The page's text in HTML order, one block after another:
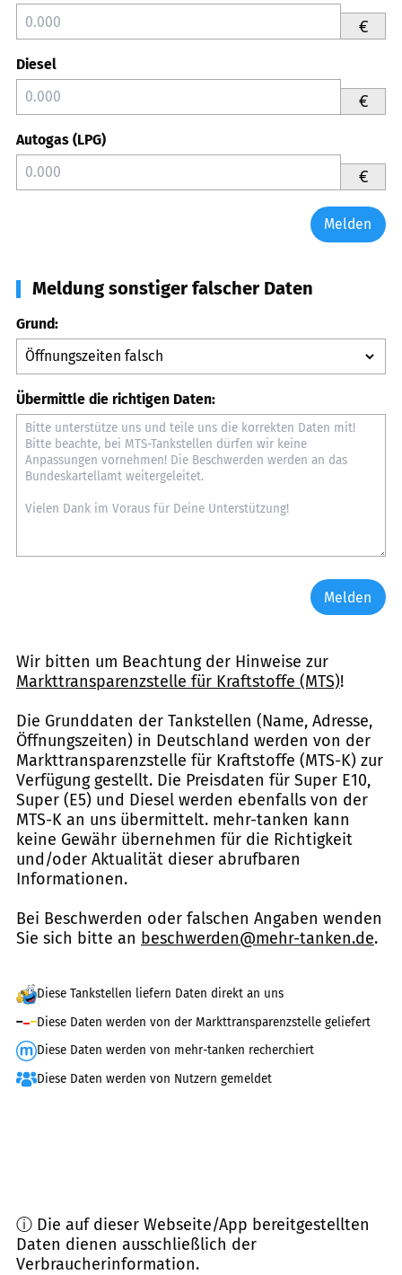
€
Diesel
€
Autogas (LPG)
€
Melden
Meldung sonstiger falscher Daten
Grund:
Übermittle die richtigen Daten:
Melden
Wir bitten um Beachtung der Hinweise zur
Markttransparenzstelle für Kraftstoffe (MTS)!
Die Grunddaten der Tankstellen (Name, Adresse,
Öffnungszeiten) in Deutschland werden von der
Markttransparenzstelle für Kraftstoffe (MTS-K) zur
Verfügung gestellt. Die Preisdaten für Super E10,
Super (E5) und Diesel werden ebenfalls von der
MTS-K an uns übermittelt. mehr-tanken kann
keine Gewähr übernehmen für die Richtigkeit
und/oder Aktualität dieser abrufbaren
Informationen.
Bei Beschwerden oder falschen Angaben wenden
Sie sich bitte an beschwerden@mehr-tanken.de.
Diese Tankstellen liefern Daten direkt an uns
Diese Daten werden von der Markttransparenzstelle geliefert
Diese Daten werden von mehr-tanken recherchiert
Diese Daten werden von Nutzern gemeldet
ⓘ Die auf dieser Webseite/App bereitgestellten
Daten dienen ausschließlich der
Verbraucherinformation.